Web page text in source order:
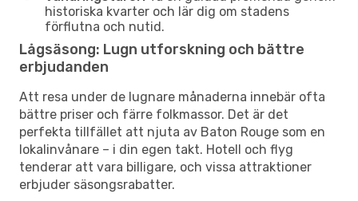
historiska kvarter och lär dig om stadens
förflutna och nutid.
Lågsäsong: Lugn utforskning och bättre
erbjudanden
Att resa under de lugnare månaderna innebär ofta
bättre priser och färre folkmassor. Det är det
perfekta tillfället att njuta av Baton Rouge som en
lokalinvånare – i din egen takt. Hotell och flyg
tenderar att vara billigare, och vissa attraktioner
erbjuder säsongsrabatter.